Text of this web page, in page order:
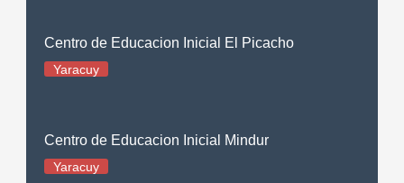
Centro de Educacion Inicial El Picacho
Yaracuy
Centro de Educacion Inicial Mindur
Yaracuy